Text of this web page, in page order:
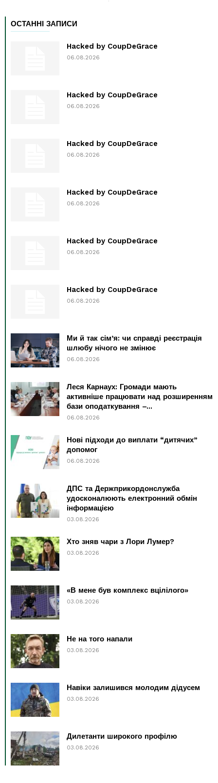
ОСТАННІ ЗАПИСИ
Hacked by CoupDeGrace
06.08.2026
Hacked by CoupDeGrace
06.08.2026
Hacked by CoupDeGrace
06.08.2026
Hacked by CoupDeGrace
06.08.2026
Hacked by CoupDeGrace
06.08.2026
Hacked by CoupDeGrace
06.08.2026
Ми й так сім’я: чи справді реєстрація
шлюбу нічого не змінює
06.08.2026
Леся Карнаух: Громади мають
активніше працювати над розширенням
бази оподаткування –...
06.08.2026
Нові підходи до виплати “дитячих”
допомог
06.08.2026
ДПС та Держприкордонслужба
удосконалюють електронний обмін
інформацією
03.08.2026
Хто зняв чари з Лори Лумер?
03.08.2026
«В мене був комплекс вцілілого»
03.08.2026
Не на того напали
03.08.2026
Навіки залишився молодим дідусем
03.08.2026
Дилетанти широкого профілю
03.08.2026